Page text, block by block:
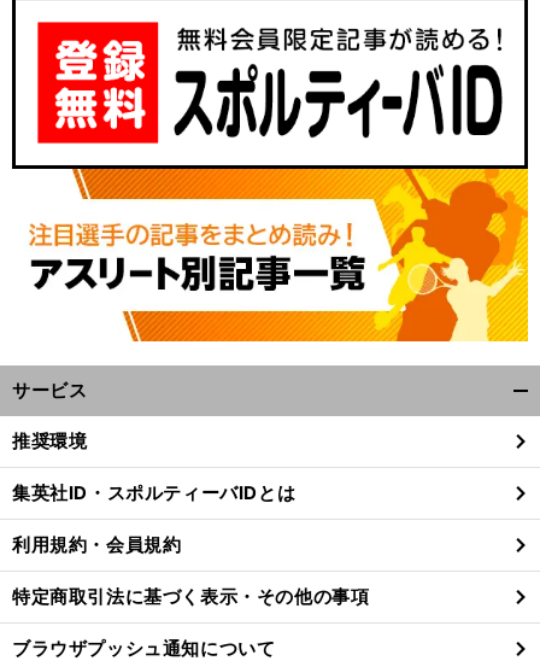
サービス
閉
る
推奨環境
集英社ID・スポルティーバIDとは
利用規約・会員規約
特定商取引法に基づく表示・その他の事項
ブラウザプッシュ通知について